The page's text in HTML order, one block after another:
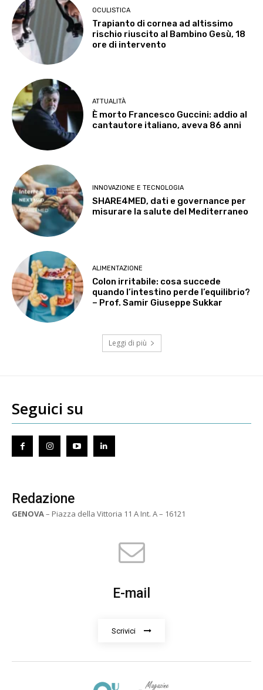
OCULISTICA
Trapianto di cornea ad altissimo
rischio riuscito al Bambino Gesù, 18
ore di intervento
ATTUALITÀ
È morto Francesco Guccini: addio al
cantautore italiano, aveva 86 anni
INNOVAZIONE E TECNOLOGIA
SHARE4MED, dati e governance per
misurare la salute del Mediterraneo
ALIMENTAZIONE
Colon irritabile: cosa succede
quando l’intestino perde l’equilibrio?
– Prof. Samir Giuseppe Sukkar
Leggi di più
Seguici su
Redazione
GENOVA– Piazza della Vittoria 11 A Int. A – 16121
E-mail
Scrivici